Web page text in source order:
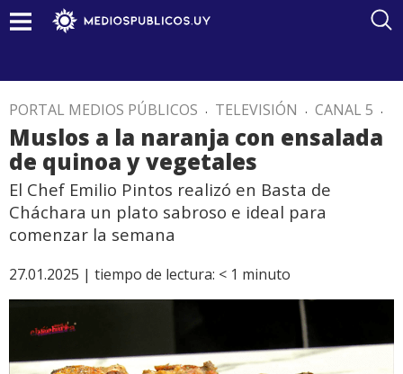
PORTAL MEDIOS PÚBLICOS . TELEVISIÓN . CANAL 5 .
Muslos a la naranja con ensalada
de quinoa y vegetales
El Chef Emilio Pintos realizó en Basta de
Cháchara un plato sabroso e ideal para
comenzar la semana
27.01.2025 | tiempo de lectura: < 1 minuto